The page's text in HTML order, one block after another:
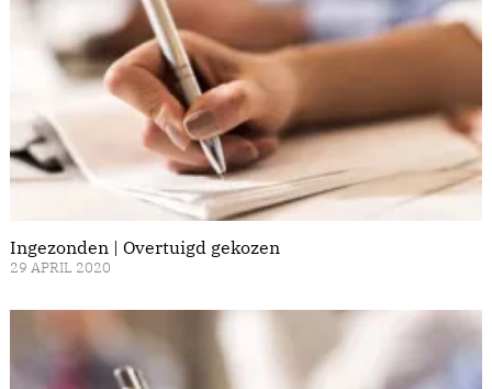
Ingezonden | Overtuigd gekozen
29 APRIL 2020